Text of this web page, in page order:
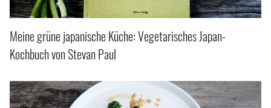
Meine grüne japanische Küche: Vegetarisches Japan-
Kochbuch von Stevan Paul